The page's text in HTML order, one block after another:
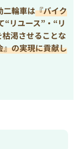
二輪車は『バイク
“リユース”・“リ
渇させることな
』の実現に貢献し